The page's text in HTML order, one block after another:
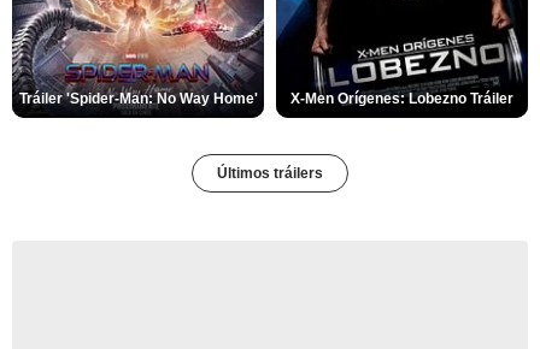
Tráiler 'Spider-Man: No Way Home' X-Men Orígenes: Lobezno Tráiler
Últimos tráilers